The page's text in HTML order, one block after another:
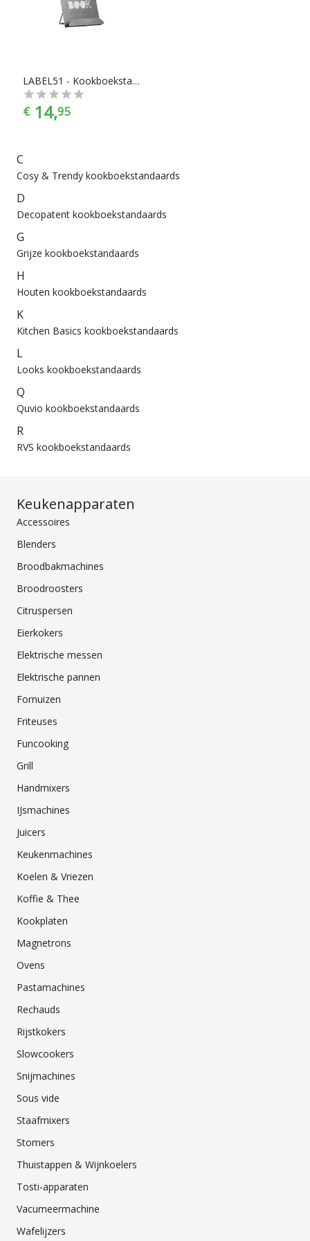
kookboekstandaard, je vindt makkelijk wat je nodig hebt bij
Chef99. Kookboekstandaarden zijn er te vinden in alle
LABEL51 - Kookboekstandaard - Antiek Grijs
€ 14,95
C
Cosy & Trendy kookboekstandaards
D
Decopatent kookboekstandaards
G
Grijze kookboekstandaards
H
Houten kookboekstandaards
K
Kitchen Basics kookboekstandaards
L
Looks kookboekstandaards
Q
Quvio kookboekstandaards
R
RVS kookboekstandaards
Keukenapparaten
Accessoires
Blenders
Broodbakmachines
Broodroosters
Citruspersen
Eierkokers
Elektrische messen
Elektrische pannen
Fornuizen
Friteuses
Funcooking
Grill
Handmixers
IJsmachines
Juicers
Keukenmachines
Koelen & Vriezen
Koffie & Thee
Kookplaten
Magnetrons
Ovens
Pastamachines
Rechauds
Rijstkokers
Slowcookers
Snijmachines
Sous vide
Staafmixers
Stomers
Thuistappen & Wijnkoelers
Tosti-apparaten
Vacumeermachine
Wafelijzers